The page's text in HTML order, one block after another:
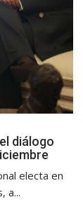
diálogo
electa en
a...